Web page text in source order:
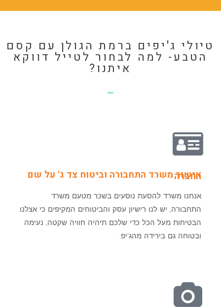
טיולי ג'יפים ברמת הגולן עם קסם
הטבע- למה לבחור לטייל דווקא
איתנו?
אישור משרד התחבורה וביטוח צד ג' על שם
החברה
אנחנו משרד להסעת נוסעים בשכר מטעם משרד
התחבורה, יש לנו רישיון עסק והביטוחים המקיפים כי אצלנו
הבטיחות מעל הכל כדי שלכם תיהיה חוויה שקטה, נעימה
ובטוחה גם בירידה מהג'יפ.